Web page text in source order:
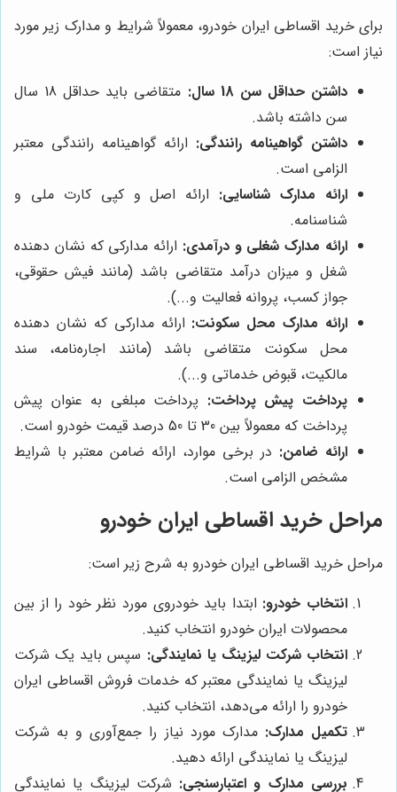
برای خرید اقساطی ایران خودرو، معمولاً شرایط و مدارک زیر مورد
نیاز است:
داشتن حداقل سن 18 سال:
متقاضی باید حداقل 18 سال
سن داشته باشد.
داشتن گواهینامه رانندگی: ارائه گواهینامه رانندگی معتبر
الزامی است.
ارائه مدارک شناسایی: ارائه اصل و کپی کارت ملی و
شناسنامه.
ارائه مدارک شغلی و درآمدی: ارائه مدارکی که نشان دهنده
شغل و میزان درآمد متقاضی باشد (مانند فیش حقوقی،
جواز کسب، پروانه فعالیت و...).
ارائه مدارک محل سکونت: ارائه مدارکی که نشان دهنده
محل سکونت متقاضی باشد (مانند اجاره‌نامه، سند
مالکیت، قبوض خدماتی و...).
پرداخت پیش پرداخت: پرداخت مبلغی به عنوان پیش
پرداخت که معمولاً بین 30 تا 50 درصد قیمت خودرو است.
ارائه ضامن: در برخی موارد، ارائه ضامن معتبر با شرایط
مشخص الزامی است.
مراحل خرید اقساطی ایران خودرو
مراحل خرید اقساطی ایران خودرو به شرح زیر است:
انتخاب خودرو: ابتدا باید خودروی مورد نظر خود را از بین
محصولات ایران خودرو انتخاب کنید.
انتخاب شرکت لیزینگ یا نمایندگی: سپس باید یک شرکت
لیزینگ یا نمایندگی معتبر که خدمات فروش اقساطی ایران
خودرو را ارائه می‌دهد، انتخاب کنید.
تکمیل مدارک: مدارک مورد نیاز را جمع‌آوری و به شرکت
لیزینگ یا نمایندگی ارائه دهید.
بررسی مدارک و اعتبارسنجی: شرکت لیزینگ یا نمایندگی